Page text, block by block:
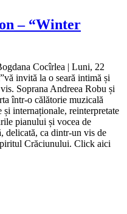
– “Winter
Cocîrlea | Luni, 22
invită la o seară intimă și
Soprana Andreea Robu și
într-o călătorie muzicală
internaționale, reinterpretate
pianului și vocea de
delicată, ca dintr-un vis de
Crăciunului. Click aici